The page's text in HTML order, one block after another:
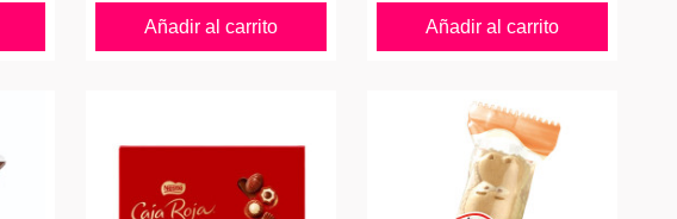
Añadir al carrito Añadir al carrito